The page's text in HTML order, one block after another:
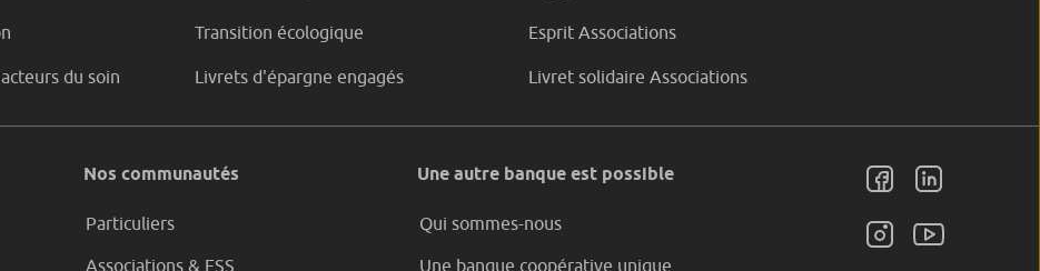
Transition écologique Esprit Associations
du soin Livrets d'épargne engagés Livret solidaire Associations
Nos communautés
Particuliers
Associations & ESS
Une autre banque est possible
Qui sommes-nous
Une banque coopérative unique